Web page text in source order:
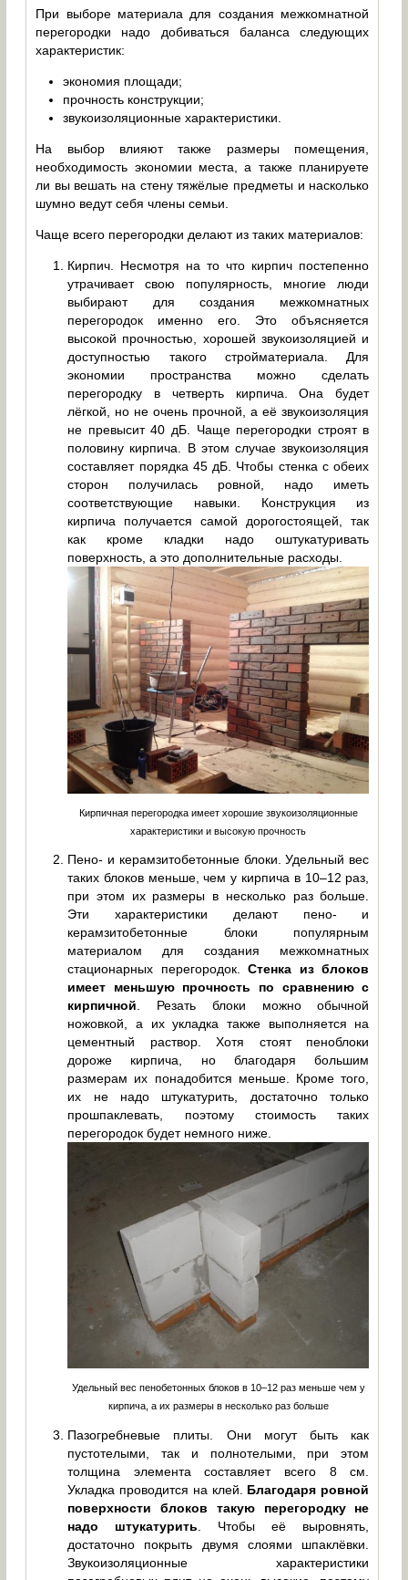
При выборе материала для создания межкомнатной
перегородки надо добиваться баланса следующих
характеристик:
экономия площади;
прочность конструкции;
звукоизоляционные характеристики.
На выбор влияют также размеры помещения,
необходимость экономии места, а также планируете
ли вы вешать на стену тяжёлые предметы и насколько
шумно ведут себя члены семьи.
Чаще всего перегородки делают из таких материалов:
Кирпич. Несмотря на то что кирпич постепенно
утрачивает свою популярность, многие люди
выбирают для создания межкомнатных
перегородок именно его. Это объясняется
высокой прочностью, хорошей звукоизоляцией и
доступностью такого стройматериала. Для
экономии пространства можно сделать
перегородку в четверть кирпича. Она будет
лёгкой, но не очень прочной, а её звукоизоляция
не превысит 40 дБ. Чаще перегородки строят в
половину кирпича. В этом случае звукоизоляция
составляет порядка 45 дБ. Чтобы стенка с обеих
сторон получилась ровной, надо иметь
соответствующие навыки. Конструкция из
кирпича получается самой дорогостоящей, так
как кроме кладки надо оштукатуривать
поверхность, а это дополнительные расходы.
Кирпичная перегородка имеет хорошие звукоизоляционные
характеристики и высокую прочность
Пено- и керамзитобетонные блоки. Удельный вес
таких блоков меньше, чем у кирпича в 10–12 раз,
при этом их размеры в несколько раз больше.
Эти характеристики делают пено- и
керамзитобетонные блоки популярным
материалом для создания межкомнатных
стационарных перегородок.Стенка из блоков
имеет меньшую прочность по сравнению с
кирпичной . Резать блоки можно обычной
ножовкой, а их укладка также выполняется на
цементный раствор. Хотя стоят пеноблоки
дороже кирпича, но благодаря большим
размерам их понадобится меньше. Кроме того,
их не надо штукатурить, достаточно только
прошпаклевать, поэтому стоимость таких
перегородок будет немного ниже.
Удельный вес пенобетонных блоков в 10–12 раз меньше чем у
кирпича, а их размеры в несколько раз больше
Пазогребневые плиты. Они могут быть как
пустотелыми, так и полнотелыми, при этом
толщина элемента составляет всего 8 см.
Укладка проводится на клей. Благодаря ровной
поверхности блоков такую перегородку не
надо штукатурить . Чтобы её выровнять,
достаточно покрыть двумя слоями шпаклёвки.
Звукоизоляционные характеристики